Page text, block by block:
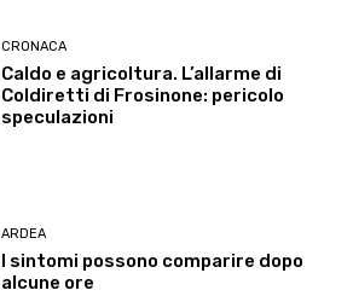
CRONACA
Caldo e agricoltura. L’allarme di
Coldiretti di Frosinone: pericolo
speculazioni
ARDEA
I sintomi possono comparire dopo
alcune ore